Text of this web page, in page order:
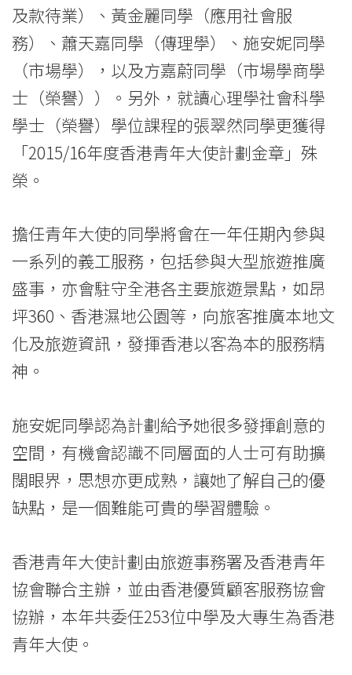
國
際
學
院
港
浸
會
大
學
及款待業）、黃金麗同學（應用社會服
務）、蕭天嘉同學（傳理學）、施安妮同學
（市場學），以及方嘉蔚同學（市場學商學
士（榮譽））。另外，就讀心理學社會科學
學士（榮譽）學位課程的張翠然同學更獲得
「2015/16年度香港青年大使計劃金章」殊
榮。
擔任青年大使的同學將會在一年任期內參與
一系列的義工服務，包括參與大型旅遊推廣
盛事，亦會駐守全港各主要旅遊景點，如昂
坪360、香港濕地公園等，向旅客推廣本地文
化及旅遊資訊，發揮香港以客為本的服務精
神。
施安妮同學認為計劃給予她很多發揮創意的
空間，有機會認識不同層面的人士可有助擴
闊眼界，思想亦更成熟，讓她了解自己的優
缺點，是一個難能可貴的學習體驗。
香港青年大使計劃由旅遊事務署及香港青年
協會聯合主辦，並由香港優質顧客服務協會
協辦，本年共委任253位中學及大專生為香港
青年大使。